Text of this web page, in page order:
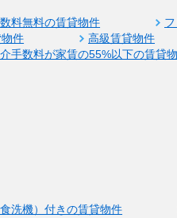
料無料の賃貸物件
件
高級賃貸物件
手数料が家賃の55%以下の賃貸
洗機）付きの賃貸物件